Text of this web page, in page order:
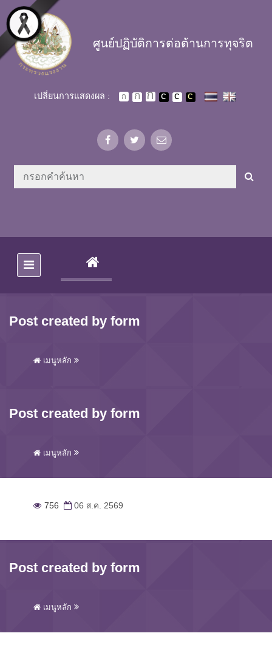
Skip to main content
ศูนย์ปฏิบัติการต่อต้านการทุจริต
เปลี่ยนการแสดงผล :
(CURRENT)
Post created by form
เมนูหลัก
Post created by form
เมนูหลัก
756 06 ส.ค. 2569
Post created by form
เมนูหลัก